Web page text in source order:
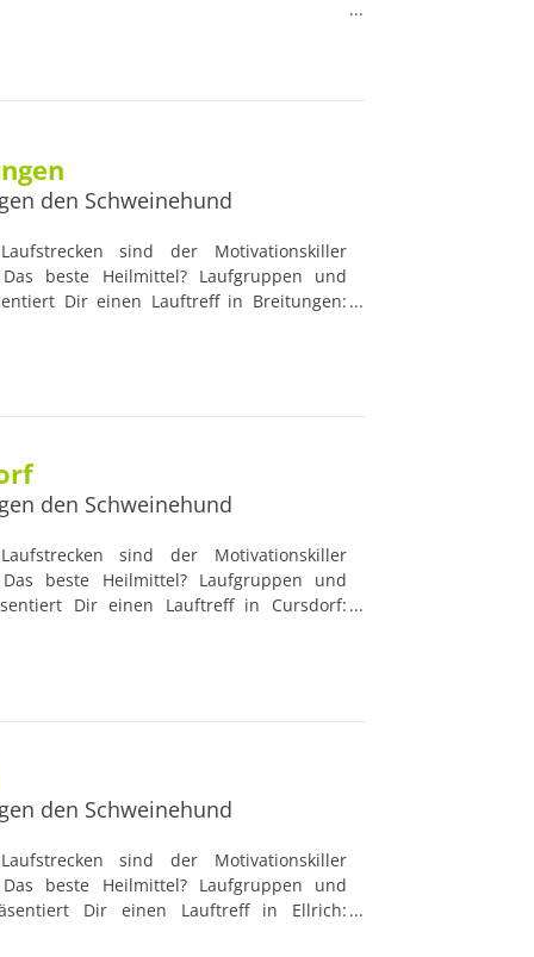
die Daten eines Lauftreffs nicht mehr
Lauftreffs in Deutschland. Viele
den Schweinehund
sind der Motivationskiller
beste Heilmittel? Laufgruppen und
Dir einen Lauftreff in Breitungen:
werden von professionellen und
den Schweinehund
sind der Motivationskiller
beste Heilmittel? Laufgruppen und
Dir einen Lauftreff in Cursdorf:
von professionellen und erfahrenen
den Schweinehund
sind der Motivationskiller
beste Heilmittel? Laufgruppen und
Dir einen Lauftreff in Ellrich:
Lauftreffs werden von professionellen